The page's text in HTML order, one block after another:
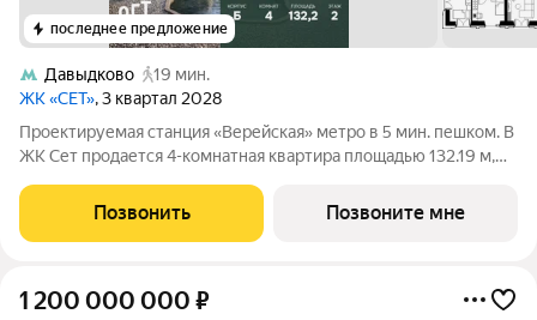
последнее предложение
Давыдково
19 мин.
ЖК «СЕТ», 3 квартал 2028
Проектируемая станция «Верейская» метро в 5 мин. пешком. В
ЖК Сет продается 4-комнатная квартира площадью 132.19 м,
имеет стратегически выгодное расположение в ЗАО, в районе
с большой
Позвонить Позвоните мне
1 200 000 000 ₽